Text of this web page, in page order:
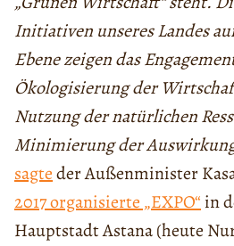
Initiativen unseres Landes
Ebene zeigen das
Ökologisierung der
Nutzung der natürlichen
Minimierung der
sagteder Außenminister
2017 organisierte „EXPO“ in
Hauptstadt Astana (heute